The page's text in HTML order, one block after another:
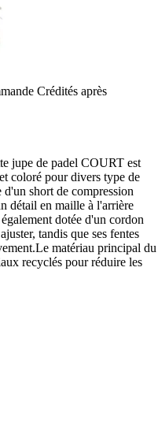
Crédités après
jupe de padel COURT est
coloré pour divers type de
d'un short de compression
détail en maille à l'arrière
dotée d'un cordon
tandis que ses fentes
matériau principal du
recyclés pour réduire les